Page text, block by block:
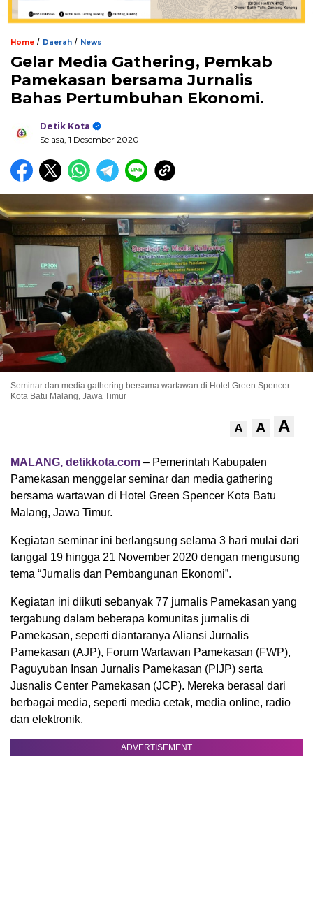
Home / Daerah / News
Gelar Media Gathering, Pemkab
Pamekasan bersama Jurnalis
Bahas Pertumbuhan Ekonomi.
Detik Kota
Selasa, 1 Desember 2020
Seminar dan media gathering bersama wartawan di Hotel Green Spencer
Kota Batu Malang, Jawa Timur
A A A
MALANG, detikkota.com – Pemerintah Kabupaten
Pamekasan menggelar seminar dan media gathering
bersama wartawan di Hotel Green Spencer Kota Batu
Malang, Jawa Timur.
Kegiatan seminar ini berlangsung selama 3 hari mulai dari
tanggal 19 hingga 21 November 2020 dengan mengusung
tema “Jurnalis dan Pembangunan Ekonomi”.
Kegiatan ini diikuti sebanyak 77 jurnalis Pamekasan yang
tergabung dalam beberapa komunitas jurnalis di
Pamekasan, seperti diantaranya Aliansi Jurnalis
Pamekasan (AJP), Forum Wartawan Pamekasan (FWP),
Paguyuban Insan Jurnalis Pamekasan (PIJP) serta
Jusnalis Center Pamekasan (JCP). Mereka berasal dari
berbagai media, seperti media cetak, media online, radio
dan elektronik.
ADVERTISEMENT